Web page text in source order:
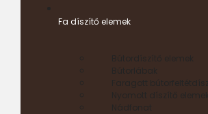
Fa díszítő elemek
Bútordíszítő elemek
Bútorlábak
Faragott bútorfeltétdísz
Nyomott díszítő elemek
Nádfonat